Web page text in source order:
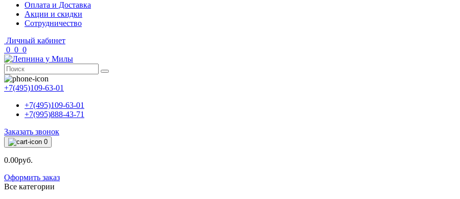
Оплата и Доставка
Акции и скидки
Cотрудничество
Личный кабинет
0 0 0
+7(495)109-63-01
+7(495)109-63-01
+7(995)888-43-71
Заказать звонок
0
0.00руб.
Оформить заказ
Все категории